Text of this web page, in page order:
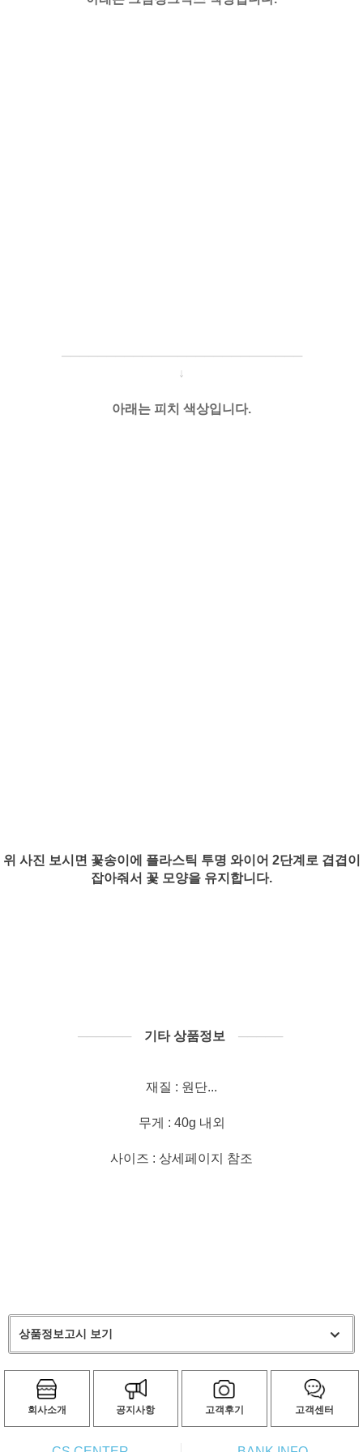
───────────────────────────
↓
아래는 피치 색상입니다.
위 사진 보시면 꽃송이에 플라스틱 투명 와이어 2단계로 겹겹이
잡아줘서 꽃 모양을 유지합니다.
────── 기타 상품정보 ─────
재질 : 원단...
무게 : 40g 내외
사이즈 : 상세페이지 참조
상품정보고시 보기
회사소개 공지사항 고객후기 고객센터